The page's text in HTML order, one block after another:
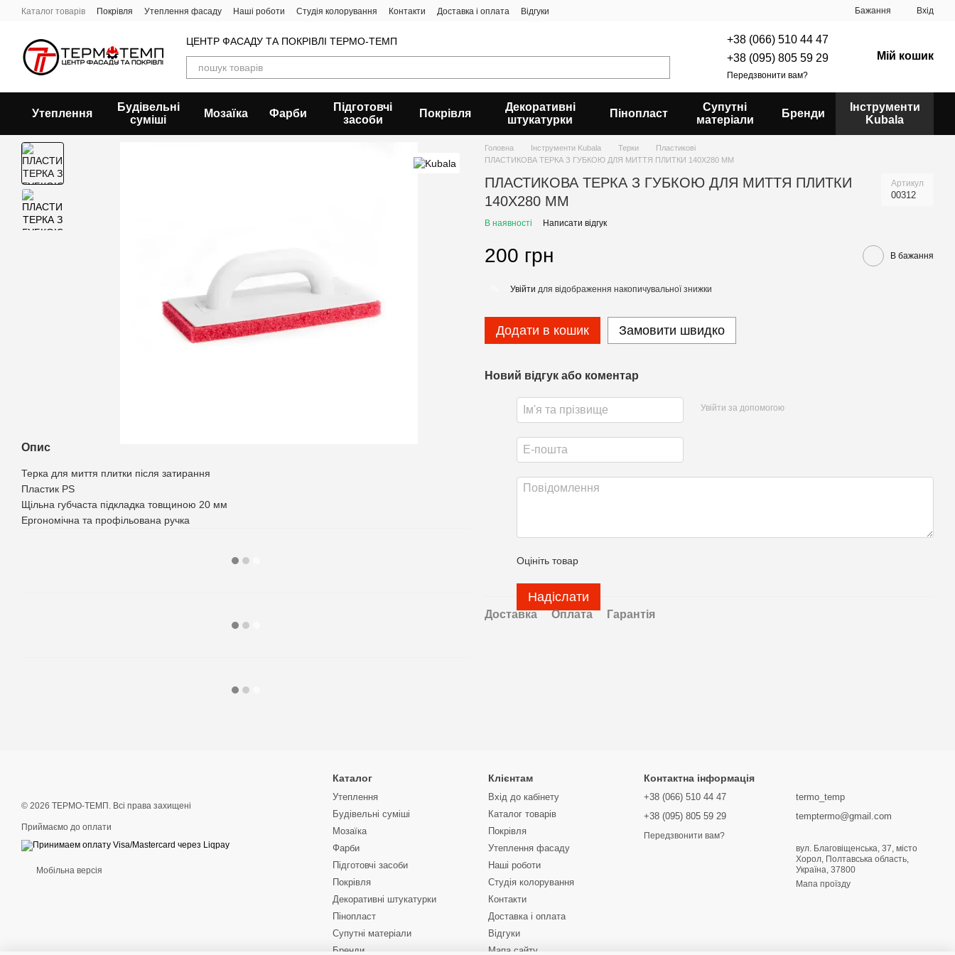
Перейти до основного контенту
Каталог товарів Покрівля Утеплення фасаду Наші роботи Студія колорування Контакти Доставка і оплата Відгуки Бажання Вхід
ЦЕНТР ФАСАДУ ТА ПОКРІВЛІ ТЕРМО-ТЕМП
+38 (066) 510 44 47
+38 (095) 805 59 29
Передзвонити вам?
Мій кошик
Утеплення
Будівельні
суміші
Мозаїка Фарби
Підготовчі
засоби
Покрівля
Декоративні
штукатурки
Пінопласт
Супутні
матеріали
Бренди
Інструменти
Kubala
Опис
Терка для миття плитки після затирання
Пластик PS
Щільна губчаста підкладка товщиною 20 мм
Ергономічна та профільована ручка
Головна Інструменти Kubala Терки
Пластикові
ПЛАСТИКОВА ТЕРКА З ГУБКОЮ ДЛЯ МИТТЯ ПЛИТКИ 140X280 MM
ПЛАСТИКОВА ТЕРКА З ГУБКОЮ ДЛЯ МИТТЯ ПЛИТКИ
140X280 MM
Артикул
00312
В наявності Написати відгук
200 грн В бажання
Увійти для відображення накопичувальної знижки
Додати в кошик Замовити швидко
Новий відгук або коментар
Увійти за допомогою
Оцініть товар
Надіслати
Доставка Оплата Гарантія
© 2026 ТЕРМО-ТЕМП. Всі права захищені
Приймаємо до оплати
Мобільна версія
Каталог
Утеплення
Будівельні суміші
Мозаїка
Фарби
Підготовчі засоби
Покрівля
Декоративні штукатурки
Пінопласт
Супутні матеріали
Бренди
Клієнтам
Вхід до кабінету
Каталог товарів
Покрівля
Утеплення фасаду
Наші роботи
Студія колорування
Контакти
Доставка і оплата
Відгуки
Мапа сайту
Контактна інформація
+38 (066) 510 44 47
+38 (095) 805 59 29
Передзвонити вам?
termo_temp
temptermo@gmail.com
вул. Благовіщенська, 37, місто
Хорол, Полтавська область,
Україна, 37800
Мапа проїзду